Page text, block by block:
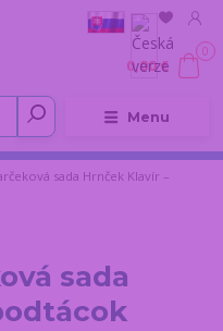
Menu
0
0,00 €
sada Hrnček Klavír –
sada